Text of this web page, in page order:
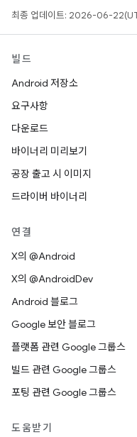
최종 업데이트: 2026-06-
빌드
Android 저장소
요구사항
다운로드
바이너리 미리보기
공장 출고 시 이미지
드라이버 바이너리
연결
X의 @Android
X의 @AndroidDev
Android 블로그
Google 보안 블로그
플랫폼 관련 Google 그룹스
빌드 관련 Google 그룹스
포팅 관련 Google 그룹스
도움받기